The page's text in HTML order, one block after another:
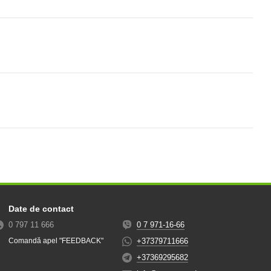
Date de contact
0 797 11 666
Comandă apel "FEEDBACK"
0 7 971-16-66
+37379711666
+37369295682